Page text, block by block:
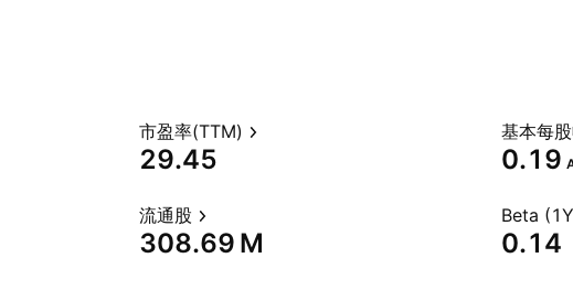
市盈率(TTM)
29.45
基本每
0.19
流通股
‪308.69 M‬
Beta
0.14